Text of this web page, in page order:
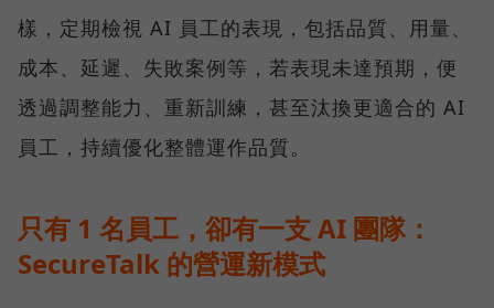
樣，定期檢視 AI 員工的表現，包括品質、用量、
成本、延遲、失敗案例等，若表現未達預期，便
透過調整能力、重新訓練，甚至汰換更適合的 AI
員工，持續優化整體運作品質。
只有 1 名員工，卻有一支 AI 團隊：
SecureTalk 的營運新模式